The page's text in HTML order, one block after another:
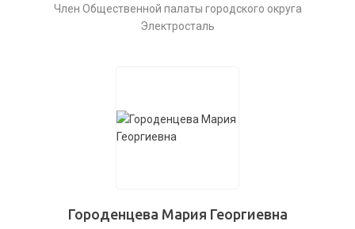
Член Общественной палаты городского округа
Электросталь
Городенцева Мария Георгиевна